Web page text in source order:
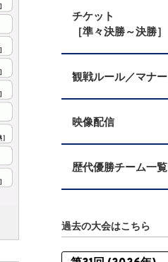
チケット
［準々決勝～決勝］
観戦ルール／マナー
映像配信
歴代優勝チーム一覧
過去の大会はこちら